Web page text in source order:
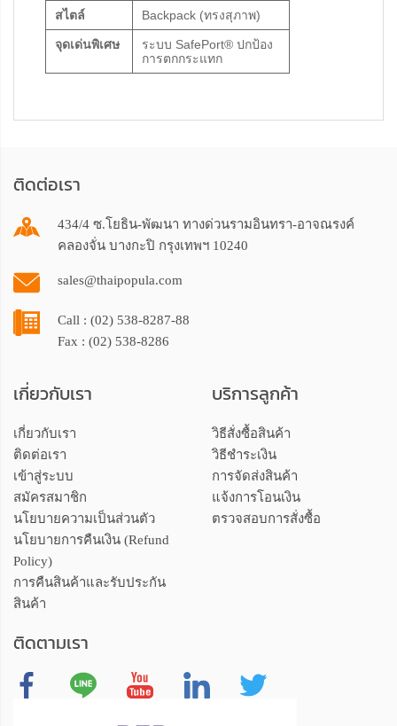
สไตล์ Backpack (ทรงสุภาพ)
จุดเด่นพิเศษ
ระบบ SafePort® ปกป้อง
การตกกระแทก
ติดต่อเรา
434/4 ซ.โยธิน-พัฒนา ทางด่วนรามอินทรา-อาจณรงค์
คลองจั่น บางกะปิ กรุงเทพฯ 10240
sales@thaipopula.com
Call : (02) 538-8287-88
Fax : (02) 538-8286
เกี่ยวกับเรา
เกี่ยวกับเรา
ติดต่อเรา
เข้าสู่ระบบ
สมัครสมาชิก
นโยบายความเป็นส่วนตัว
นโยบายการคืนเงิน (Refund
Policy)
การคืนสินค้าและรับประกัน
สินค้า
บริการลูกค้า
วิธีสั่งซื้อสินค้า
วิธีชำระเงิน
การจัดส่งสินค้า
แจ้งการโอนเงิน
ตรวจสอบการสั่งซื้อ
ติดตามเรา